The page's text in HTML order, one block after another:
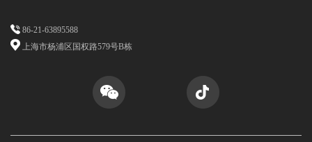
86-21-63895588
上海市杨浦区国权路579号B栋